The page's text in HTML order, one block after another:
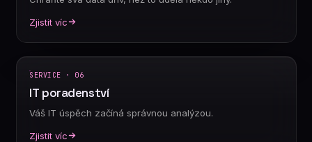
Zjistit víc
SERVICE · 06
IT poradenství
Váš IT úspěch začíná správnou analýzou.
Zjistit víc